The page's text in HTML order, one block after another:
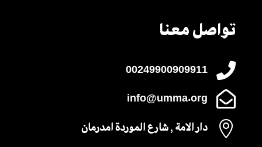
تواصل معنا

00249900909911

info@umma.org
 دار الامة , شارع الموردة امدرمان